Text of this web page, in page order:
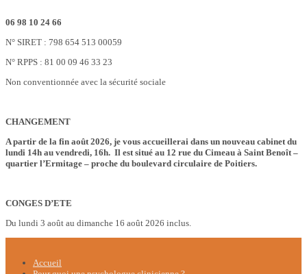
06 98 10 24 66
N° SIRET : 798 654 513 00059
N° RPPS : 81 00 09 46 33 23
Non conventionnée avec la sécurité sociale
CHANGEMENT
A partir de la fin août 2026, je vous accueillerai dans un nouveau cabinet du
lundi 14h au vendredi, 16h. Il est situé au 12 rue du Cimeau à Saint Benoît –
quartier l’Ermitage – proche du boulevard circulaire de Poitiers.
CONGES D’ETE
Du lundi 3 août au dimanche 16 août 2026 inclus.
Accueil